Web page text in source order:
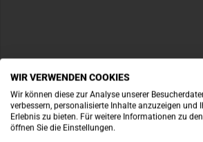
WIR VERWENDEN COOKIES
Wir können diese zur Analyse unserer
verbessern, personalisierte Inhalte anzuzeigen und
Erlebnis zu bieten. Für weitere Informationen zu
öffnen Sie die Einstellungen.